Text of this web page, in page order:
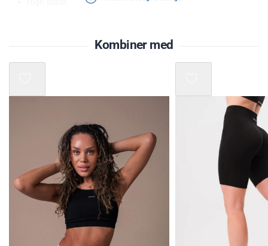
God svettetransport
Den beste tightsen jeg har hatt
Har brukt mye fra nike, superdry og aimn før. Denne er utrolig
behagelig. Holder på varmen når man løper ute, transporterer
fuktighet når man trener inne. Passformen er veldig flatterende,
designet er pent og enkelt. I likhet med Levityskoene måtte jeg bare
bestille enda en tights! Kjøpte small og den passer perfekt.
Dette pakketilbudet selges som
produkt. Ønsker du å returnere
må du returnere hele pakketilbudet. Les mer
under Pakketilbud.
Kombiner med